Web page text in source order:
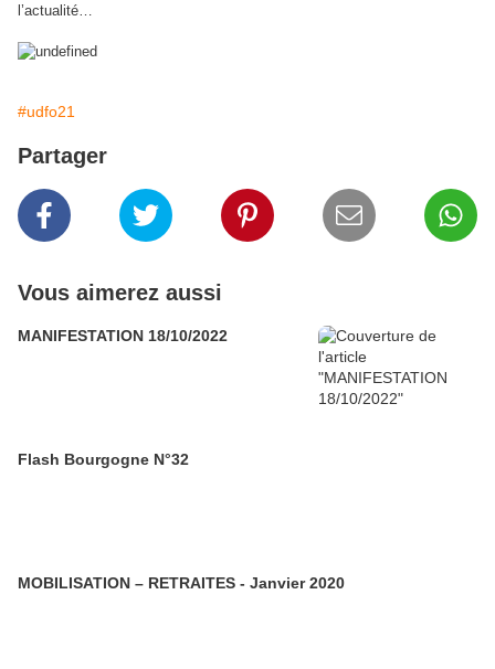
l’actualité…
#udfo21
Partager
Vous aimerez aussi
MANIFESTATION 18/10/2022
Flash Bourgogne N°32
MOBILISATION – RETRAITES - Janvier 2020